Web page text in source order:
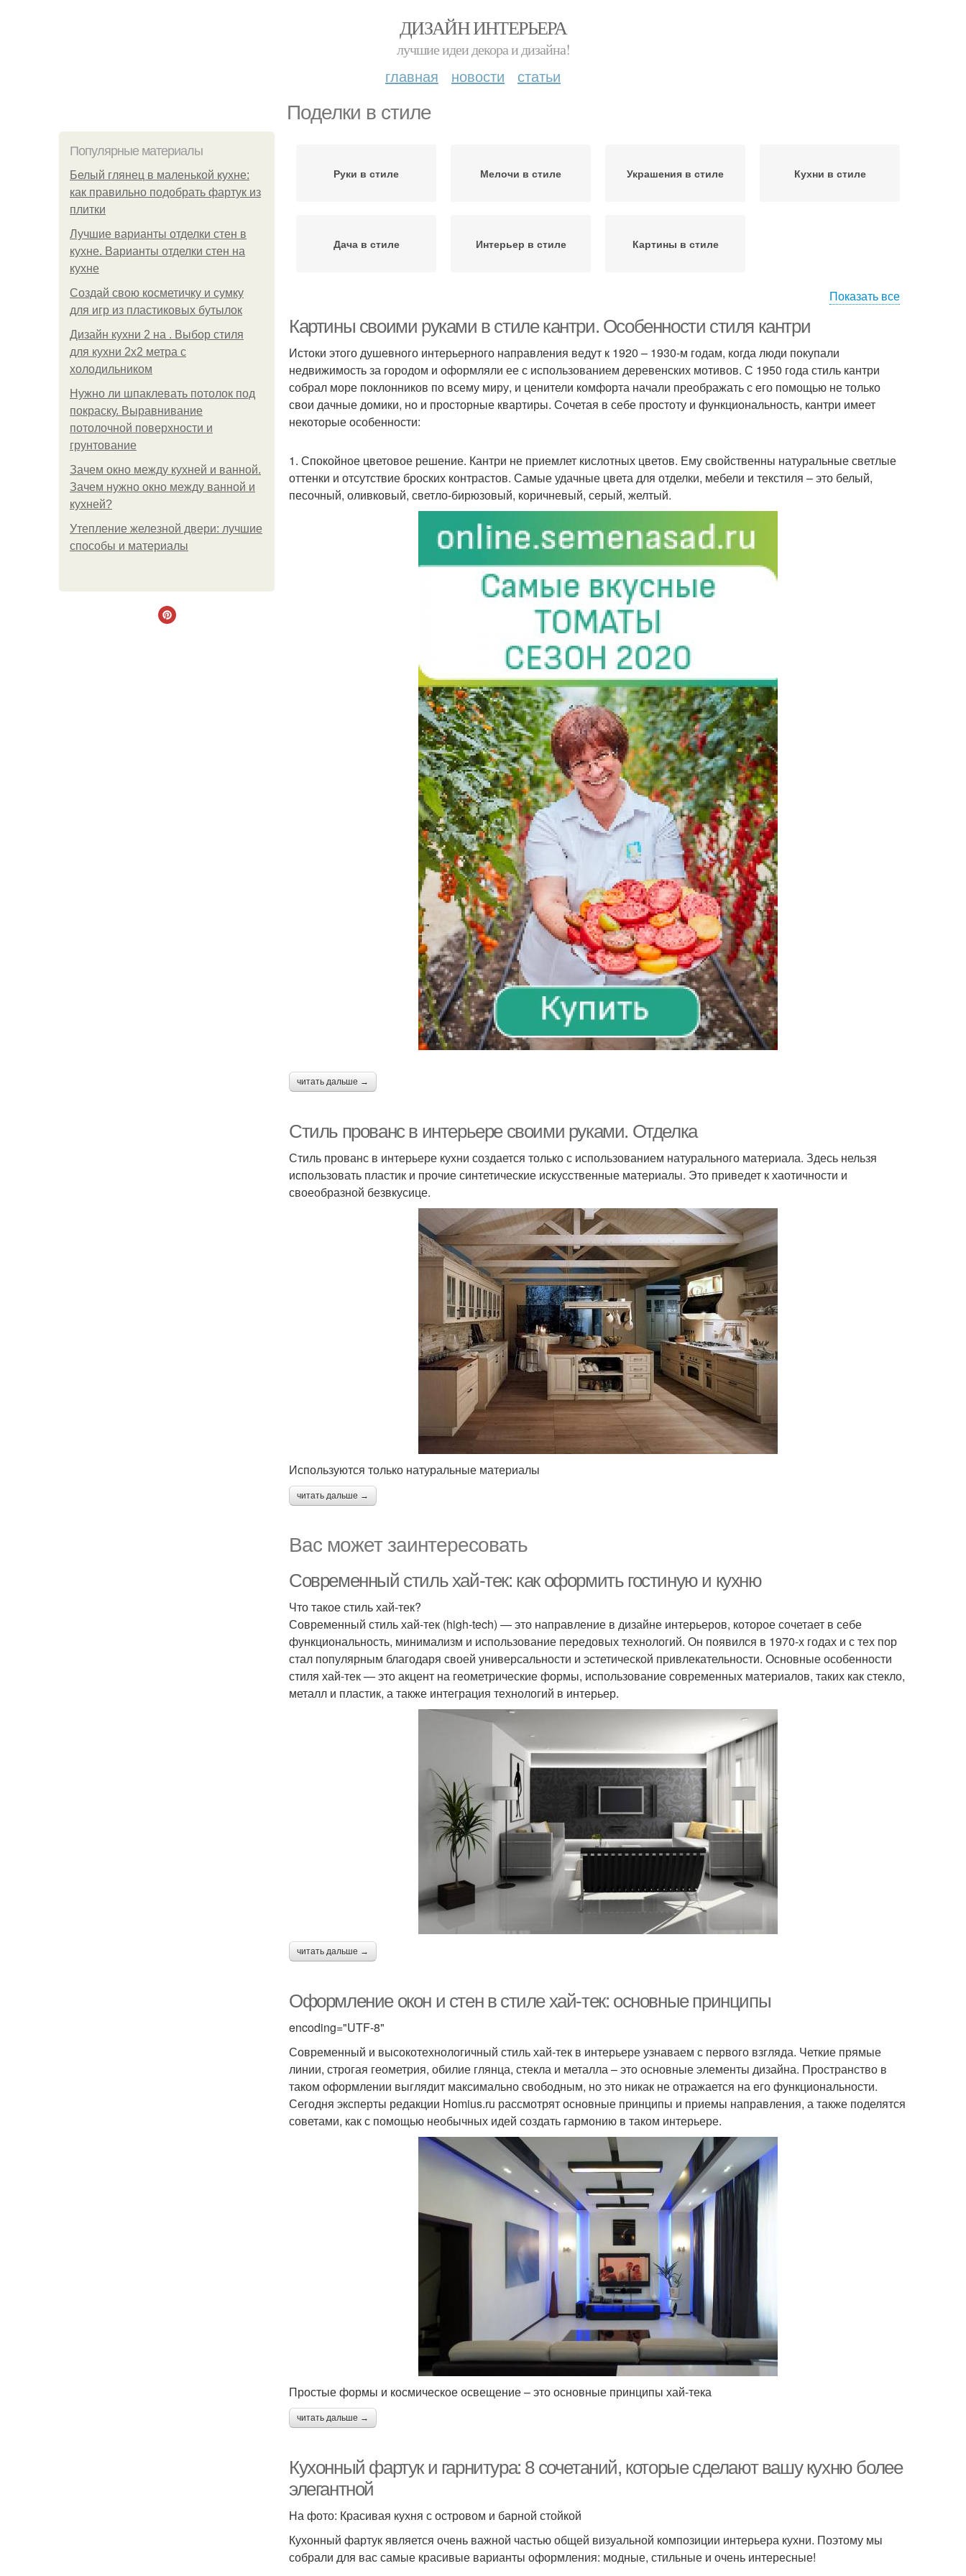
ДИЗАЙН ИНТЕРЬЕРА
лучшие идеи декора и дизайна!
главная новости статьи
Поделки в стиле
Популярные материалы
Белый глянец в маленькой кухне:
как правильно подобрать фартук из
плитки
Лучшие варианты отделки стен в
кухне. Варианты отделки стен на
кухне
Создай свою косметичку и сумку
для игр из пластиковых бутылок
Дизайн кухни 2 на . Выбор стиля
для кухни 2х2 метра с
холодильником
Нужно ли шпаклевать потолок под
покраску. Выравнивание
потолочной поверхности и
грунтование
Зачем окно между кухней и ванной.
Зачем нужно окно между ванной и
кухней?
Утепление железной двери: лучшие
способы и материалы
Руки в стиле Мелочи в стиле Украшения в стиле Кухни в стиле
Дача в стиле Интерьер в стиле Картины в стиле
Показать все
Картины своими руками в стиле кантри. Особенности стиля кантри
Истоки этого душевного интерьерного направления ведут к 1920 – 1930-м годам, когда люди покупали
недвижимость за городом и оформляли ее с использованием деревенских мотивов. С 1950 года стиль кантри
собрал море поклонников по всему миру, и ценители комфорта начали преображать с его помощью не только
свои дачные домики, но и просторные квартиры. Сочетая в себе простоту и функциональность, кантри имеет
некоторые особенности:
1. Спокойное цветовое решение. Кантри не приемлет кислотных цветов. Ему свойственны натуральные светлые
оттенки и отсутствие броских контрастов. Самые удачные цвета для отделки, мебели и текстиля – это белый,
песочный, оливковый, светло-бирюзовый, коричневый, серый, желтый.
читать дальше →
Стиль прованс в интерьере своими руками. Отделка
Стиль прованс в интерьере кухни создается только с использованием натурального материала. Здесь нельзя
использовать пластик и прочие синтетические искусственные материалы. Это приведет к хаотичности и
своеобразной безвкусице.
Используются только натуральные материалы
читать дальше →
Вас может заинтересовать
Современный стиль хай-тек: как оформить гостиную и кухню
Что такое стиль хай-тек?
Современный стиль хай-тек (high-tech) — это направление в дизайне интерьеров, которое сочетает в себе
функциональность, минимализм и использование передовых технологий. Он появился в 1970-х годах и с тех пор
стал популярным благодаря своей универсальности и эстетической привлекательности. Основные особенности
стиля хай-тек — это акцент на геометрические формы, использование современных материалов, таких как стекло,
металл и пластик, а также интеграция технологий в интерьер.
читать дальше →
Оформление окон и стен в стиле хай-тек: основные принципы
encoding="UTF-8"
Современный и высокотехнологичный стиль хай-тек в интерьере узнаваем с первого взгляда. Четкие прямые
линии, строгая геометрия, обилие глянца, стекла и металла – это основные элементы дизайна. Пространство в
таком оформлении выглядит максимально свободным, но это никак не отражается на его функциональности.
Сегодня эксперты редакции Homius.ru рассмотрят основные принципы и приемы направления, а также поделятся
советами, как с помощью необычных идей создать гармонию в таком интерьере.
Простые формы и космическое освещение – это основные принципы хай-тека
читать дальше →
Кухонный фартук и гарнитура: 8 сочетаний, которые сделают вашу кухню более
элегантной
На фото: Красивая кухня с островом и барной стойкой
Кухонный фартук является очень важной частью общей визуальной композиции интерьера кухни. Поэтому мы
собрали для вас самые красивые варианты оформления: модные, стильные и очень интересные!